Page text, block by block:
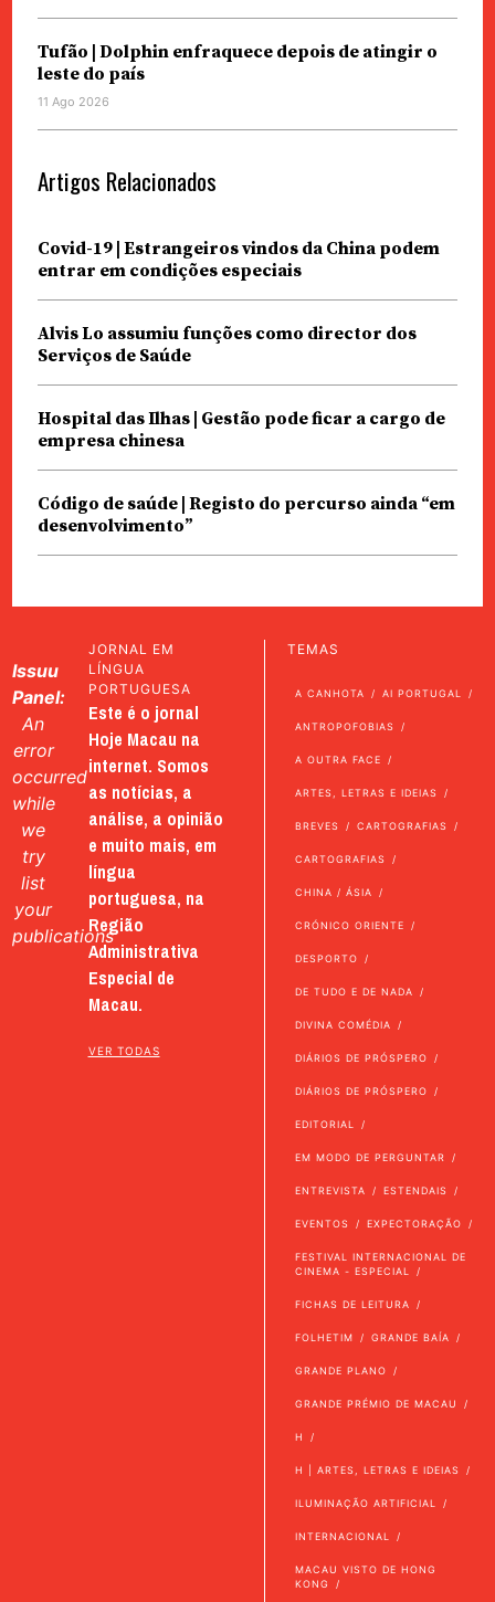
Tufão | Dolphin enfraquece depois de atingir o
leste do país
11 Ago 2026
Artigos Relacionados
Covid-19 | Estrangeiros vindos da China podem
entrar em condições especiais
Alvis Lo assumiu funções como director dos
Serviços de Saúde
Hospital das Ilhas | Gestão pode ficar a cargo de
empresa chinesa
Código de saúde | Registo do percurso ainda “em
desenvolvimento”
Issuu
Panel:
An
error
occurred
while
we
try
list
your
publications
JORNAL EM
LÍNGUA
PORTUGUESA
Este é o jornal
Hoje Macau na
internet. Somos
as notícias, a
análise, a opinião
e muito mais, em
língua
portuguesa, na
Região
Administrativa
Especial de
Macau.
VER TODAS
TEMAS
A CANHOTA AI PORTUGAL
ANTROPOFOBIAS
A OUTRA FACE
ARTES, LETRAS E IDEIAS
BREVES CARTOGRAFIAS
CARTOGRAFIAS
CHINA / ÁSIA
CRÓNICO ORIENTE
DESPORTO
DE TUDO E DE NADA
DIVINA COMÉDIA
DIÁRIOS DE PRÓSPERO
DIÁRIOS DE PRÓSPERO
EDITORIAL
EM MODO DE PERGUNTAR
ENTREVISTA ESTENDAIS
EVENTOS EXPECTORAÇÃO
FESTIVAL INTERNACIONAL DE
CINEMA - ESPECIAL
FICHAS DE LEITURA
FOLHETIM GRANDE BAÍA
GRANDE PLANO
GRANDE PRÉMIO DE MACAU
H
H | ARTES, LETRAS E IDEIAS
ILUMINAÇÃO ARTIFICIAL
INTERNACIONAL
MACAU VISTO DE HONG
KONG